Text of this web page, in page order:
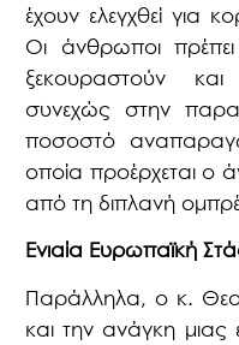
έχουν ελεγχθεί για
Οι άνθρωποι
ξεκουραστούν
συνεχώς στην
ποσοστό
οποία προέρχεται ο
από τη διπλανή
Ενιαία Ευρωπαϊκή
Παράλληλα, ο κ.
και την ανάγκη μιας